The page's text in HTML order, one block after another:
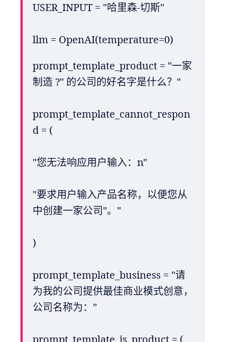
USER_INPUT = "哈里森-切斯"
llm = OpenAI(temperature=0)
prompt_template_product = "一家
制造 ?" 的公司的好名字是什么？"
prompt_template_cannot_respon
d = (
"您无法响应用户输入：n"
"要求用户输入产品名称，以便您从
中创建一家公司"。"
)
prompt_template_business = "请
为我的公司提供最佳商业模式创意，
公司名称为："